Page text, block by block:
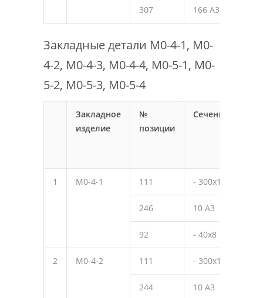
307 166 А3
Закладные детали М0-4-1, М0-
4-2, М0-4-3, М0-4-4, М0-5-1, М0-
5-2, М0-5-3, М0-5-4
Закладное
изделие
№
позиции
Сечение
1 М0-4-1 111 - 300х10
246 10 А3
92 - 40х8
2 М0-4-2 111 - 300х10
244 10 А3